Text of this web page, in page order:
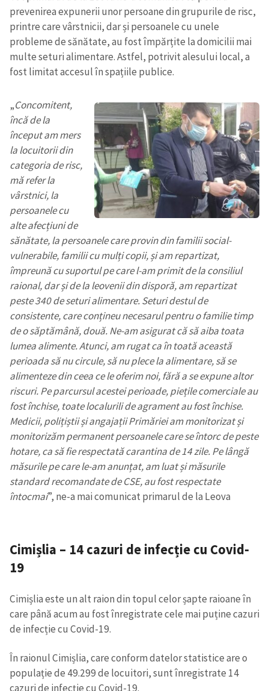
prevenirea expunerii unor persoane din grupurile de risc,
printre care vârstnicii, dar și persoanele cu unele
probleme de sănătate, au fost împărțite la domicilii mai
multe seturi alimentare. Astfel, potrivit alesului local, a
fost limitat accesul în spațiile publice.
„Concomitent,
încă de la
început am mers
la locuitorii din
categoria de risc,
mă refer la
vârstnici, la
persoanele cu
alte afecțiuni de
sănătate, la persoanele care provin din familii social-
vulnerabile, familii cu mulți copii, și am repartizat,
împreună cu suportul pe care l-am primit de la consiliul
raional, dar și de la leovenii din disporă, am repartizat
peste 340 de seturi alimentare. Seturi destul de
consistente, care conțineu necesarul pentru o familie timp
de o săptămână, două. Ne-am asigurat că să aiba toata
lumea alimente. Atunci, am rugat ca în toată această
perioada să nu circule, să nu plece la alimentare, să se
alimenteze din ceea ce le oferim noi, fără a se expune altor
riscuri. Pe parcursul acestei perioade, piețile comerciale au
fost închise, toate localurili de agrament au fost închise.
Medicii, polițiștii și angajații Primăriei am monitorizat și
monitorizăm permanent persoanele care se întorc de peste
hotare, ca să fie respectată carantina de 14 zile. Pe lângă
măsurile pe care le-am anunțat, am luat și măsurile
standard recomandate de CSE, au fost respectate
întocmai”, ne-a mai comunicat primarul de la Leova
Cimișlia – 14 cazuri de infecție cu Covid-
19
Cimișlia este un alt raion din topul celor șapte raioane în
care până acum au fost înregistrate cele mai puține cazuri
de infecție cu Covid-19.
În raionul Cimișlia, care conform datelor statistice are o
populație de 49.299 de locuitori, sunt înregistrate 14
cazuri de infecție cu Covid-19.
Titlu știre+ Adaugă titlu
Link media
+ Link media
Mesajul știrei
+ Mesajul știrei